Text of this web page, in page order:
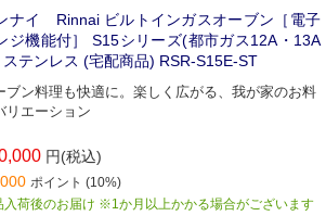
ナイ Rinnai ビルトインガスオーブン［電子
ジ機能付］ S15シリーズ(都市ガス12A・13A
ステンレス (宅配商品) RSR-S15E-ST
ブン料理も快適に。楽しく広がる、我が家のお料
リエーション
円(税込)
ポイント (10%)
入荷後のお届け ※1か月以上かかる場合がございます